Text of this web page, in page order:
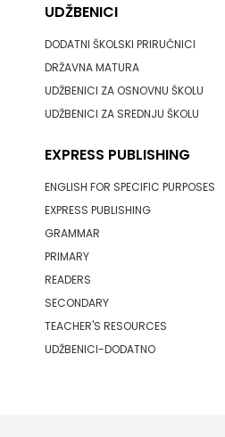
UDŽBENICI
DODATNI ŠKOLSKI PRIRUČNICI
DRŽAVNA MATURA
UDŽBENICI ZA OSNOVNU ŠKOLU
UDŽBENICI ZA SREDNJU ŠKOLU
EXPRESS PUBLISHING
ENGLISH FOR SPECIFIC PURPOSES
EXPRESS PUBLISHING
GRAMMAR
PRIMARY
READERS
SECONDARY
TEACHER'S RESOURCES
UDŽBENICI-DODATNO